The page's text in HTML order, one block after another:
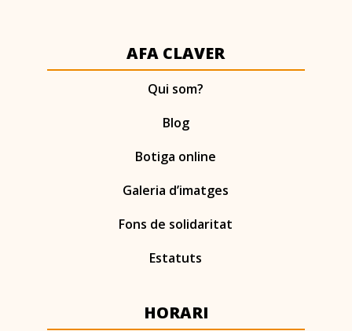
AFA CLAVER
Qui som?
Blog
Botiga online
Galeria d’imatges
Fons de solidaritat
Estatuts
HORARI